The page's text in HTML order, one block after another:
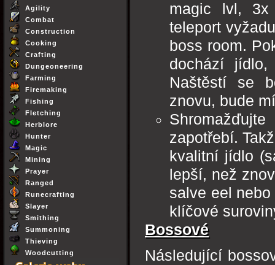
Agility
Combat
Construction
Cooking
Crafting
Dungeoneering
Farming
Firemaking
Fishing
Fletching
Herblore
Hunter
Magic
Mining
Prayer
Ranged
Runecrafting
Slayer
Smithing
Summoning
Thieving
Woodcutting
magic lvl, 3x
teleport
boss room.
dochází
Naštěstí se
znovu, bude
zapotřebí.
kvalitní jídlo
lepší, než
salve eel
klíčové
Bossové
Následující